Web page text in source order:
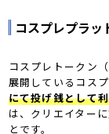
コスプレプラ
コスプレトークン
展開しているコス
にて投げ銭として
は、クリエイター
とです。